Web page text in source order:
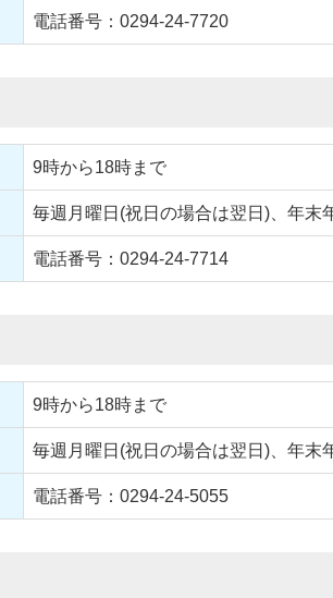
電話番号：0294-24-7720
9時から18時まで
毎週月曜日(祝日の場合は翌日)、年末
電話番号：0294-24-7714
9時から18時まで
毎週月曜日(祝日の場合は翌日)、年末
電話番号：0294-24-5055